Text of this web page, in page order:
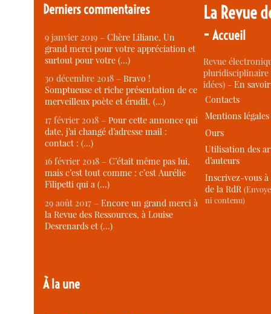
Derniers commentaires
9 janvier 2019 –Chère Liliane, Un
grand merci pour votre appréciation et
surtout pour votre (…)
30 décembre 2018 –Bravo !
Somptueuse et riche présentation de ce
merveilleux poète et érudit. (…)
17 février 2018 –Pour cette annonce qui
date, j’ai changé d’adresse mail :
contact : (…)
16 février 2018 –C’était même pas lui,
mais c’est tout comme : c’est Aurélie
Filipetti qui a (…)
29 août 2017 –Encore un grand merci à
la Revue des Ressources, à Louise
Desrenards et (…)
À la une
La Revue
-Accueil
Revue
idées) -En
Contacts
Mentions légales
Ours
Utilisation des
d’auteurs
Inscrivez-vous
de la RdR
ni contenu)